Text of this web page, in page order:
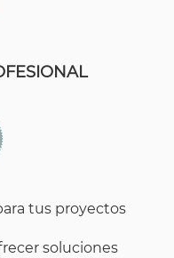
tus proyectos
soluciones